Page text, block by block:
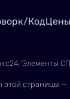
КодЦены
/Элементы
этой страницы —